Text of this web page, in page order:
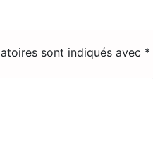
sont indiqués avec *